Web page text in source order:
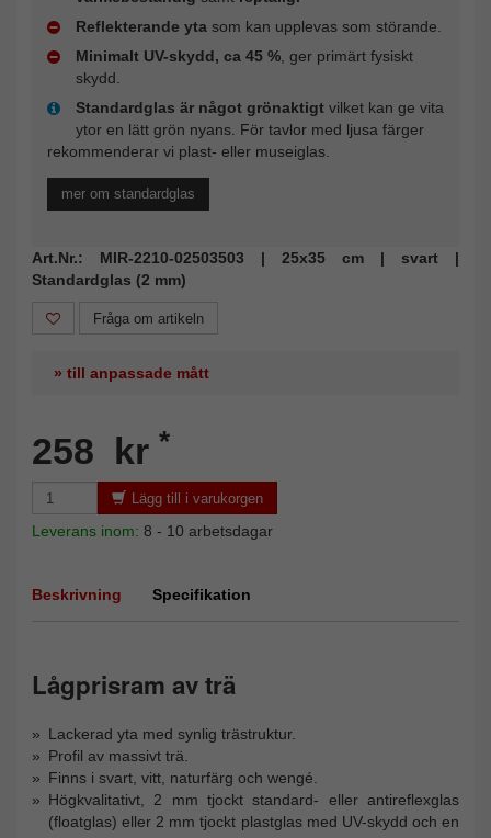
Reflekterande yta som kan upplevas som störande.
Minimalt UV-skydd, ca 45 %, ger primärt fysiskt
skydd.
Standardglas är något grönaktigt vilket kan ge vita
ytor en lätt grön nyans. För tavlor med ljusa färger
rekommenderar vi plast- eller museiglas.
mer om standardglas
Art.Nr.: MIR-2210-02503503 | 25x35 cm | svart |
Standardglas (2 mm)
Fråga om artikeln
» till anpassade mått
258 kr *
Lägg till i varukorgen
Leverans inom: 8 - 10 arbetsdagar
Beskrivning Specifikation
Lågprisram av trä
Lackerad yta med synlig trästruktur.
Profil av massivt trä.
Finns i svart, vitt, naturfärg och wengé.
Högkvalitativt, 2 mm tjockt standard- eller antireflexglas
(floatglas) eller 2 mm tjockt plastglas med UV-skydd och en